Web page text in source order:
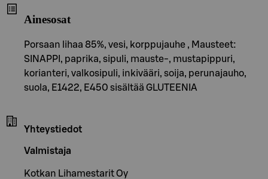
Ainesosat
Porsaan lihaa 85%, vesi, korppujauhe , Mausteet:
SINAPPI, paprika, sipuli, mauste-, mustapippuri,
korianteri, valkosipuli, inkivääri, soija, perunajauho,
suola, E1422, E450 sisältää GLUTEENIA
Yhteystiedot
Valmistaja
Kotkan Lihamestarit Oy